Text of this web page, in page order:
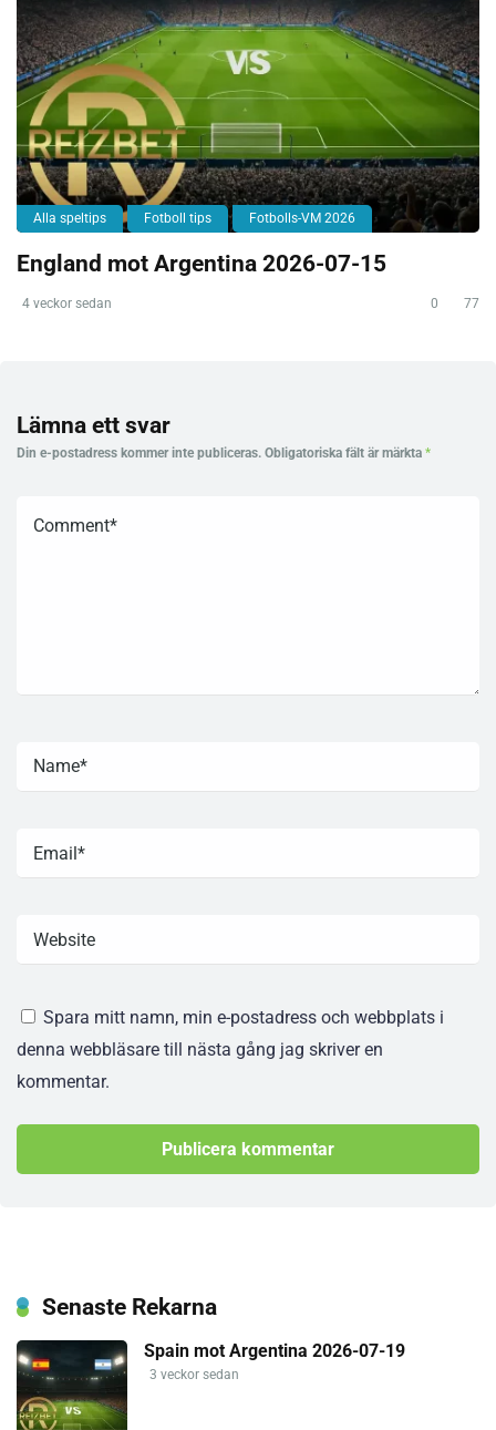
Alla speltips Fotboll tips Fotbolls-VM 2026
England mot Argentina 2026-07-15
4 veckor sedan 0 77
Lämna ett svar
Din e-postadress kommer inte publiceras. Obligatoriska fält är märkta *
Spara mitt namn, min e-postadress och webbplats i
denna webbläsare till nästa gång jag skriver en
kommentar.
Senaste Rekarna
Spain mot Argentina 2026-07-19
3 veckor sedan